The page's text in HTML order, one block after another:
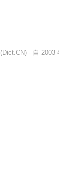
(Dict.CN) - 自